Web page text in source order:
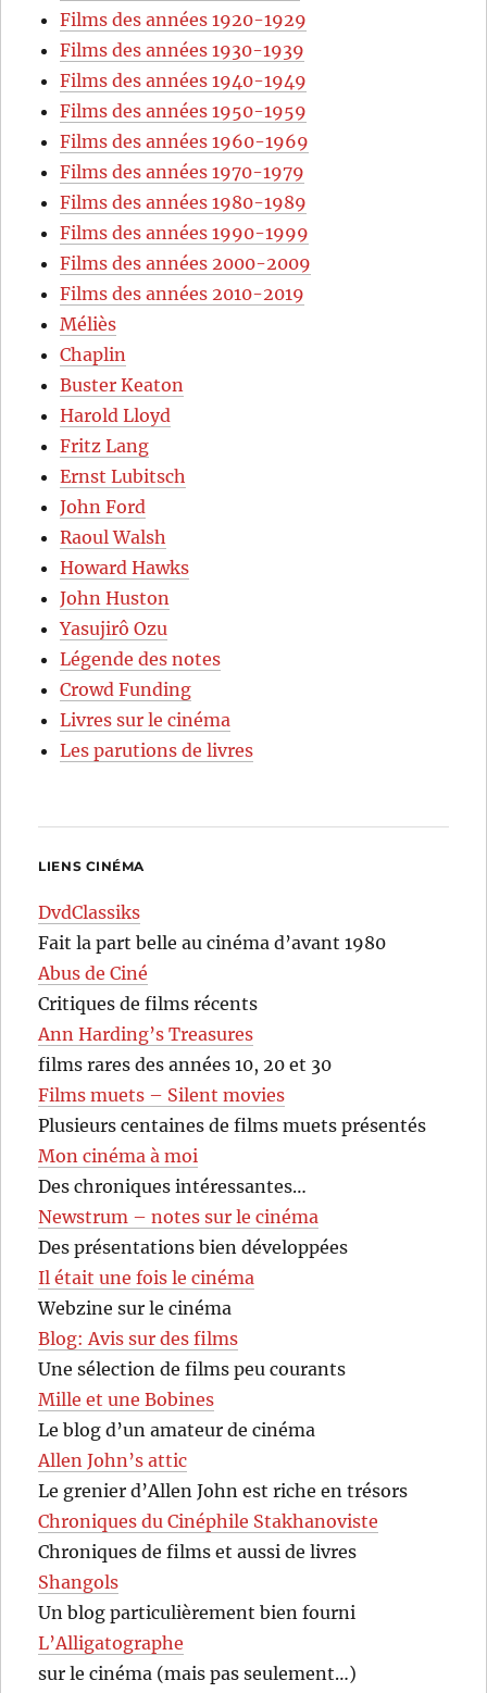
Films des années 1920-1929
Films des années 1930-1939
Films des années 1940-1949
Films des années 1950-1959
Films des années 1960-1969
Films des années 1970-1979
Films des années 1980-1989
Films des années 1990-1999
Films des années 2000-2009
Films des années 2010-2019
Méliès
Chaplin
Buster Keaton
Harold Lloyd
Fritz Lang
Ernst Lubitsch
John Ford
Raoul Walsh
Howard Hawks
John Huston
Yasujirô Ozu
Légende des notes
Crowd Funding
Livres sur le cinéma
Les parutions de livres
LIENS CINÉMA
DvdClassiks
Fait la part belle au cinéma d’avant 1980
Abus de Ciné
Critiques de films récents
Ann Harding’s Treasures
films rares des années 10, 20 et 30
Films muets – Silent movies
Plusieurs centaines de films muets présentés
Mon cinéma à moi
Des chroniques intéressantes…
Newstrum – notes sur le cinéma
Des présentations bien développées
Il était une fois le cinéma
Webzine sur le cinéma
Blog: Avis sur des films
Une sélection de films peu courants
Mille et une Bobines
Le blog d’un amateur de cinéma
Allen John’s attic
Le grenier d’Allen John est riche en trésors
Chroniques du Cinéphile Stakhanoviste
Chroniques de films et aussi de livres
Shangols
Un blog particulièrement bien fourni
L’Alligatographe
sur le cinéma (mais pas seulement…)